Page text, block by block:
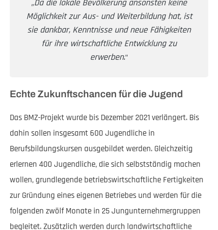
„Da die lokale Bevölkerung ansonsten keine
Möglichkeit zur Aus- und Weiterbildung hat, ist
sie dankbar, Kenntnisse und neue Fähigkeiten
für ihre wirtschaftliche Entwicklung zu
erwerben.“
Echte Zukunftschancen für die Jugend
Das BMZ-Projekt wurde bis Dezember 2021 verlängert. Bis
dahin sollen insgesamt 600 Jugendliche in
Berufsbildungskursen ausgebildet werden. Gleichzeitig
erlernen 400 Jugendliche, die sich selbstständig machen
wollen, grundlegende betriebswirtschaftliche Fertigkeiten
zur Gründung eines eigenen Betriebes und werden für die
folgenden zwölf Monate in 25 Jungunternehmergruppen
begleitet. Zusätzlich werden durch landwirtschaftliche